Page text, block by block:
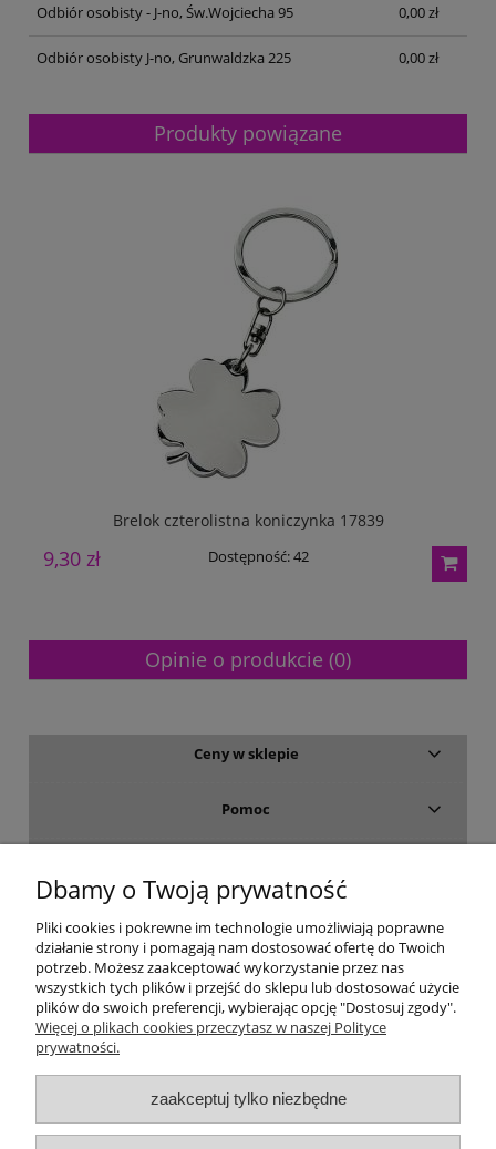
Odbiór osobisty - J-no, Św.Wojciecha 95 0,00 zł
Odbiór osobisty J-no, Grunwaldzka 225 0,00 zł
Produkty powiązane
Brelok czterolistna koniczynka 17839
9,30 zł Dostępność:42
Opinie o produkcie (0)
Ceny w sklepie
Pomoc
Moje konto
Gwarancja i zwroty
O firmie
Dbamy o Twoją prywatność
Pliki cookies i pokrewne im technologie umożliwiają poprawne
działanie strony i pomagają nam dostosować ofertę do Twoich
potrzeb. Możesz zaakceptować wykorzystanie przez nas
wszystkich tych plików i przejść do sklepu lub dostosować użycie
plików do swoich preferencji, wybierając opcję "Dostosuj zgody".
Więcej o plikach cookies przeczytasz w naszej Polityce
prywatności.
zaakceptuj tylko niezbędne